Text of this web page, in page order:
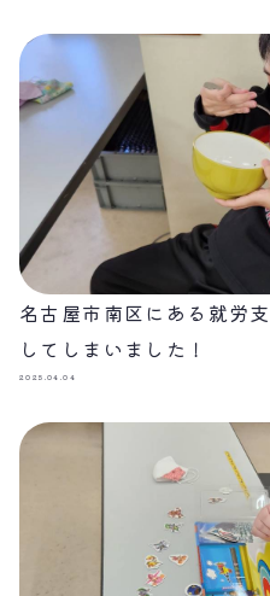
名古屋市南区にある就労
してしまいました！
2025.04.04